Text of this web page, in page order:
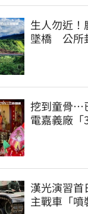
生人勿近
墜橋 公所
挖到童骨…
電嘉義廠
漢光演習首
主戰車「噴